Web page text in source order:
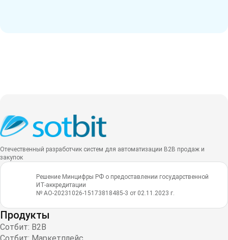
Отечественный разработчик систем для автоматизации B2B продаж и
закупок
Решение Минцифры РФ о предоставлении государственной
ИТ-аккредитации
№ АО-20231026-15173818485-3 от 02.11.2023 г.
Продукты
Сотбит: B2B